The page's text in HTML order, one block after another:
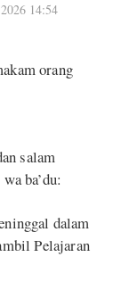
14:54
orang
salam
ba’du:
dalam
Pelajaran